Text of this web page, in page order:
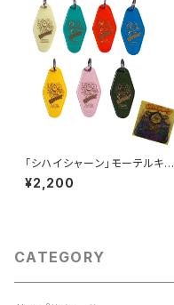
「シハイシャーン」モーテルキー
ホルダー・レンチキュラーシール
セット
¥2,200
CATEGORY